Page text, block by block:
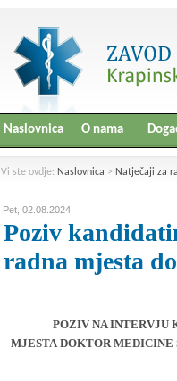
Naslovnica O nama
Vi ste ovdje: Naslovnica > Natječaji za
Pet, 02.08.2024
Poziv
radna mjesta
POZIV NA INTERVJU
MJESTA DOKTOR